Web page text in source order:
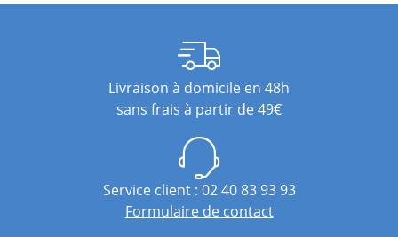
Livraison à domicile en 48h
sans frais à partir de 49€
Service client : 02 40 83 93 93
Formulaire de contact